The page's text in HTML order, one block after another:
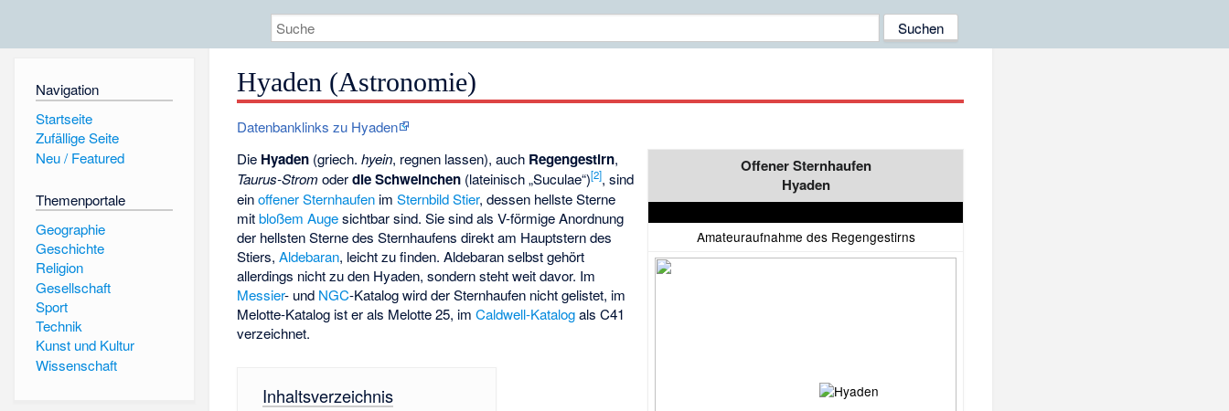
Navigation
Startseite
Zufällige Seite
Neu / Featured
Themenportale
Geographie
Geschichte
Religion
Gesellschaft
Sport
Technik
Kunst und Kultur
Wissenschaft
Hyaden (Astronomie)
Datenbanklinks zu Hyaden
Offener Sternhaufen
Hyaden
Amateuraufnahme des Regengestirns
Die Hyaden (griech.hyein, regnen lassen), auch Regengestirn,
Taurus-Strom oderdie Schweinchen (lateinisch „Suculae“)[2], sind
einoffener Sternhaufen imSternbild Stier, dessen hellste Sterne
mitbloßem Augesichtbar sind. Sie sind als V-förmige Anordnung
der hellsten Sterne des Sternhaufens direkt am Hauptstern des
Stiers,Aldebaran, leicht zu finden. Aldebaran selbst gehört
allerdings nicht zu den Hyaden, sondern steht weit davor. Im
Messier- und NGC-Katalog wird der Sternhaufen nicht gelistet, im
Melotte-Katalog ist er als Melotte 25, imCaldwell-Katalogals C41
verzeichnet.
Inhaltsverzeichnis